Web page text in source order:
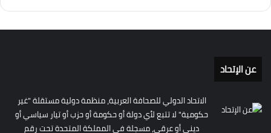
عن الإتحاد
الاتحاد الدولي للصحافة العربية، منظمة دولية مستقلة "غير
حكومية" لا تتبع لأي دولة أو حكومة أو حزب أو تيار سياسي أو
ديني أو عرقي، مسجلة في المملكة المتحدة تحت رقم